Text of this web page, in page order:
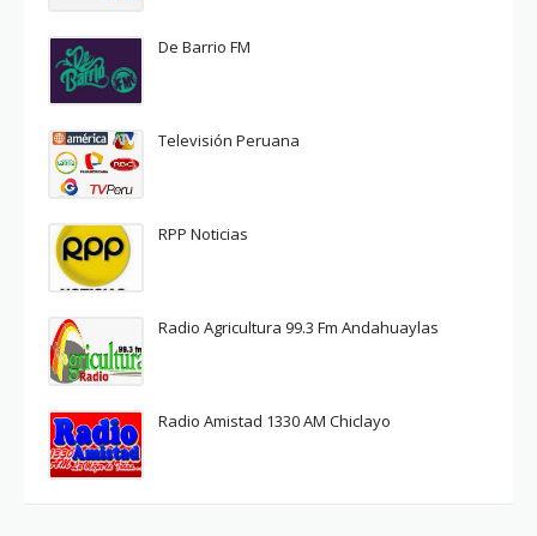
De Barrio FM
Televisión Peruana
RPP Noticias
Radio Agricultura 99.3 Fm Andahuaylas
Radio Amistad 1330 AM Chiclayo